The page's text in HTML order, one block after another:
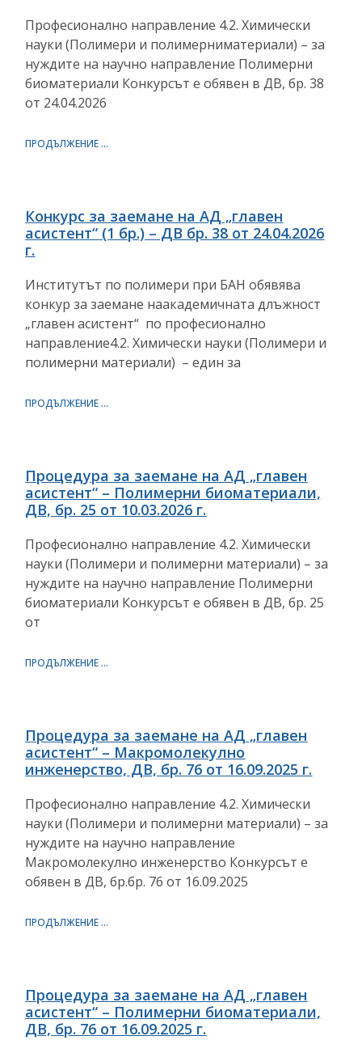
Професионално направление 4.2. Химически
науки (Полимери и полимерниматериали) – за
нуждите на научно направление Полимерни
биоматериали Конкурсът е обявен в ДВ, бр. 38
от 24.04.2026
ПРОДЪЛЖЕНИЕ ...
Конкурс за заемане на АД „главен
асистент“ (1 бр.) – ДВ бр. 38 от 24.04.2026
г.
Институтът по полимери при БАН обявява
конкур за заемане наакадемичната длъжност
„главен асистент“ по професионално
направление4.2. Химически науки (Полимери и
полимерни материали) – един за
ПРОДЪЛЖЕНИЕ ...
Процедура за заемане на АД „главен
асистент“ – Полимерни биоматериали,
ДВ, бр. 25 от 10.03.2026 г.
Професионално направление 4.2. Химически
науки (Полимери и полимерни материали) – за
нуждите на научно направление Полимерни
биоматериали Конкурсът е обявен в ДВ, бр. 25
от
ПРОДЪЛЖЕНИЕ ...
Процедура за заемане на АД „главен
асистент“ – Макромолекулно
инженерство, ДВ, бр. 76 от 16.09.2025 г.
Професионално направление 4.2. Химически
науки (Полимери и полимерни материали) – за
нуждите на научно направление
Макромолекулно инженерство Конкурсът е
обявен в ДВ, бр.бр. 76 от 16.09.2025
ПРОДЪЛЖЕНИЕ ...
Процедура за заемане на АД „главен
асистент“ – Полимерни биоматериали,
ДВ, бр. 76 от 16.09.2025 г.